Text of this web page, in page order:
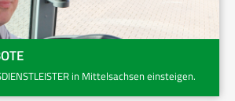
in Mittelsachsen einsteigen.